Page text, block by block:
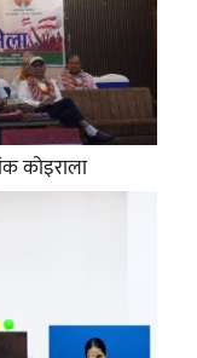
कोइराला